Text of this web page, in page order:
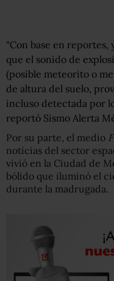
“Con base en
que el sonido de
(posible meteorito o
de altura del suelo,
incluso detectada por
reportó Sismo Alerta
Por su parte, el medio
noticias del sector
vivió en la Ciudad de
bólido que iluminó el
durante la madrugada.